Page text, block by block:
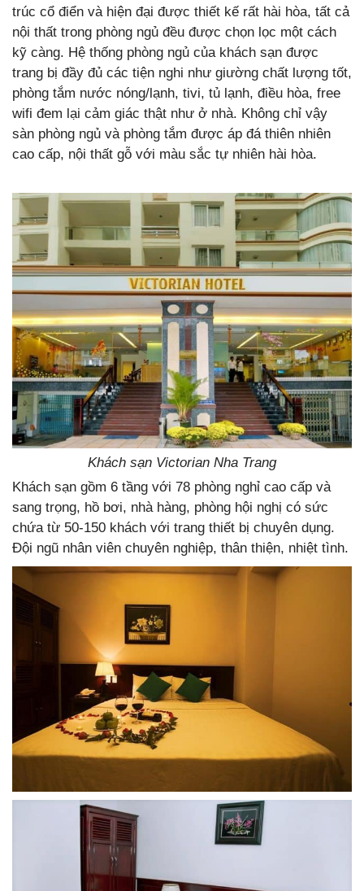
trúc cổ điển và hiện đại được thiết kế rất hài hòa, tất cả
nội thất trong phòng ngủ đều được chọn lọc một cách
kỹ càng. Hệ thống phòng ngủ của khách sạn được
trang bị đầy đủ các tiện nghi như giường chất lượng tốt,
phòng tắm nước nóng/lạnh, tivi, tủ lạnh, điều hòa, free
wifi đem lại cảm giác thật như ở nhà. Không chỉ vậy
sàn phòng ngủ và phòng tắm được áp đá thiên nhiên
cao cấp, nội thất gỗ với màu sắc tự nhiên hài hòa.
Khách sạn Victorian Nha Trang
Khách sạn gồm 6 tầng với 78 phòng nghỉ cao cấp và
sang trọng, hồ bơi, nhà hàng, phòng hội nghị có sức
chứa từ 50-150 khách với trang thiết bị chuyên dụng.
Đội ngũ nhân viên chuyên nghiệp, thân thiện, nhiệt tình.